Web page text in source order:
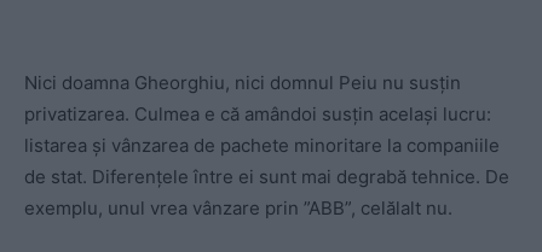
Nici doamna Gheorghiu, nici domnul Peiu nu susțin
privatizarea. Culmea e că amândoi susțin același lucru:
listarea și vânzarea de pachete minoritare la companiile
de stat. Diferențele între ei sunt mai degrabă tehnice. De
exemplu, unul vrea vânzare prin ”ABB”, celălalt nu.